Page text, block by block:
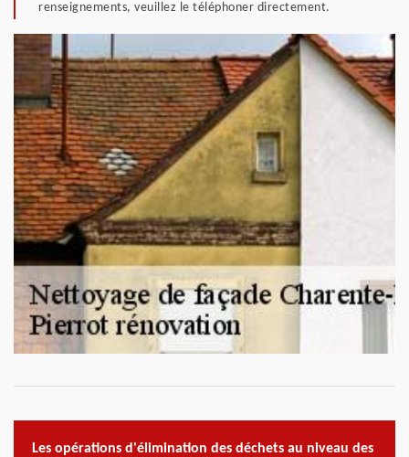
renseignements, veuillez le téléphoner directement.
Les opérations d'élimination des déchets au niveau des